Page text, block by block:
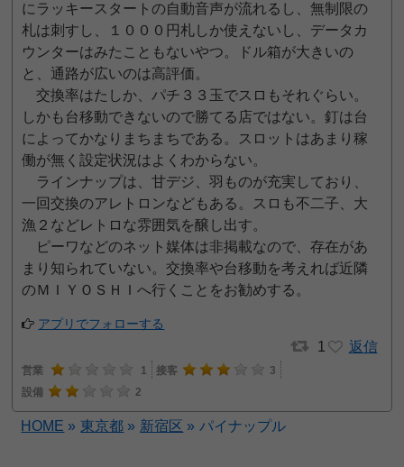
にラッキースタートの自動音声が流れるし、無制限の
札は刺すし、１０００円札しか使えないし、データカ
ウンターはみたこともないやつ。ドル箱が大きいの
と、通路が広いのは高評価。
交換率はたしか、パチ３３玉でスロもそれぐらい。
しかも台移動できないので勝てる店ではない。釘は台
によってかなりまちまちである。スロットはあまり稼
働が無く設定状況はよくわからない。
ラインナップは、甘デジ、羽ものが充実しており、
一回交換のアレトロンなどもある。スロも不二子、大
漁２などレトロな雰囲気を醸し出す。
ピーワなどのネット媒体は非掲載なので、存在があ
まり知られていない。交換率や台移動を考えれば近隣
のＭＩＹＯＳＨＩへ行くことをお勧めする。
アプリでフォローする
1 返信
営業 1 接客
3
設備
2
HOME » 東京都 » 新宿区 » パイナップル